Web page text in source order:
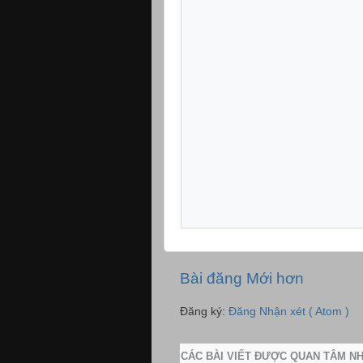
Bài đăng Mới hơn
Đăng ký: Đăng Nhận xét ( Atom )
CÁC BÀI VIẾT ĐƯỢC QUAN TÂM